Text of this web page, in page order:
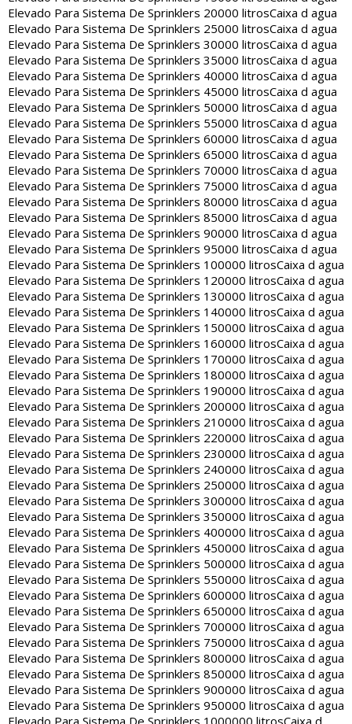
Elevado Para Sistema De Sprinklers 20000 litrosCaixa d agua
Elevado Para Sistema De Sprinklers 25000 litrosCaixa d agua
Elevado Para Sistema De Sprinklers 30000 litrosCaixa d agua
Elevado Para Sistema De Sprinklers 35000 litrosCaixa d agua
Elevado Para Sistema De Sprinklers 40000 litrosCaixa d agua
Elevado Para Sistema De Sprinklers 45000 litrosCaixa d agua
Elevado Para Sistema De Sprinklers 50000 litrosCaixa d agua
Elevado Para Sistema De Sprinklers 55000 litrosCaixa d agua
Elevado Para Sistema De Sprinklers 60000 litrosCaixa d agua
Elevado Para Sistema De Sprinklers 65000 litrosCaixa d agua
Elevado Para Sistema De Sprinklers 70000 litrosCaixa d agua
Elevado Para Sistema De Sprinklers 75000 litrosCaixa d agua
Elevado Para Sistema De Sprinklers 80000 litrosCaixa d agua
Elevado Para Sistema De Sprinklers 85000 litrosCaixa d agua
Elevado Para Sistema De Sprinklers 90000 litrosCaixa d agua
Elevado Para Sistema De Sprinklers 95000 litrosCaixa d agua
Elevado Para Sistema De Sprinklers 100000 litrosCaixa d agua
Elevado Para Sistema De Sprinklers 120000 litrosCaixa d agua
Elevado Para Sistema De Sprinklers 130000 litrosCaixa d agua
Elevado Para Sistema De Sprinklers 140000 litrosCaixa d agua
Elevado Para Sistema De Sprinklers 150000 litrosCaixa d agua
Elevado Para Sistema De Sprinklers 160000 litrosCaixa d agua
Elevado Para Sistema De Sprinklers 170000 litrosCaixa d agua
Elevado Para Sistema De Sprinklers 180000 litrosCaixa d agua
Elevado Para Sistema De Sprinklers 190000 litrosCaixa d agua
Elevado Para Sistema De Sprinklers 200000 litrosCaixa d agua
Elevado Para Sistema De Sprinklers 210000 litrosCaixa d agua
Elevado Para Sistema De Sprinklers 220000 litrosCaixa d agua
Elevado Para Sistema De Sprinklers 230000 litrosCaixa d agua
Elevado Para Sistema De Sprinklers 240000 litrosCaixa d agua
Elevado Para Sistema De Sprinklers 250000 litrosCaixa d agua
Elevado Para Sistema De Sprinklers 300000 litrosCaixa d agua
Elevado Para Sistema De Sprinklers 350000 litrosCaixa d agua
Elevado Para Sistema De Sprinklers 400000 litrosCaixa d agua
Elevado Para Sistema De Sprinklers 450000 litrosCaixa d agua
Elevado Para Sistema De Sprinklers 500000 litrosCaixa d agua
Elevado Para Sistema De Sprinklers 550000 litrosCaixa d agua
Elevado Para Sistema De Sprinklers 600000 litrosCaixa d agua
Elevado Para Sistema De Sprinklers 650000 litrosCaixa d agua
Elevado Para Sistema De Sprinklers 700000 litrosCaixa d agua
Elevado Para Sistema De Sprinklers 750000 litrosCaixa d agua
Elevado Para Sistema De Sprinklers 800000 litrosCaixa d agua
Elevado Para Sistema De Sprinklers 850000 litrosCaixa d agua
Elevado Para Sistema De Sprinklers 900000 litrosCaixa d agua
Elevado Para Sistema De Sprinklers 950000 litrosCaixa d agua